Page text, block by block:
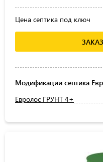
Цена септика под ключ
Модификации септика
Евролос ГРУНТ 4+